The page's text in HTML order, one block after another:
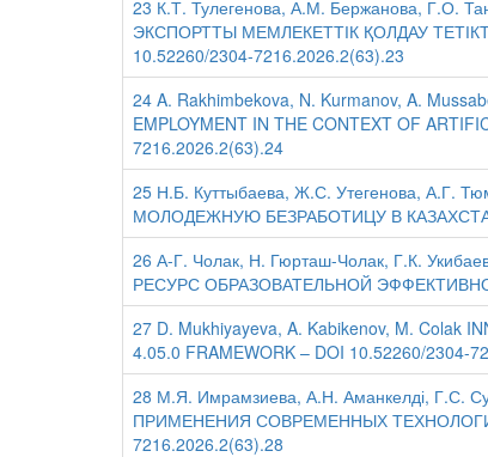
23 К.Т. Тулегенова, А.М. Бержанова, Г.О.
ЭКСПОРТТЫ МЕМЛЕКЕТТІК ҚОЛДАУ
10.52260/2304-7216.2026.2(63).23
24 A. Rakhimbekova, N. Kurmanov, A.
EMPLOYMENT IN THE CONTEXT OF
7216.2026.2(63).24
25 Н.Б. Куттыбаева, Ж.С. Утегенова,
МОЛОДЕЖНУЮ БЕЗРАБОТИЦУ В
26 А-Г. Чолак, Н. Гюрташ-Чолак, Г.К.
РЕСУРС ОБРАЗОВАТЕЛЬНОЙ
27 D. Mukhiyayeva, A. Kabikenov, M. Colak
4.05.0 FRAMEWORK – DOI 10.52260/2304-
28 М.Я. Имрамзиева, А.Н. Аманкелді,
ПРИМЕНЕНИЯ СОВРЕМЕННЫХ
7216.2026.2(63).28